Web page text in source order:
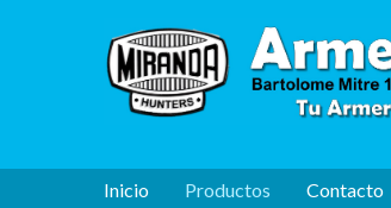
Inicio Productos Contacto